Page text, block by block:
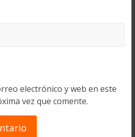
electrónico y web en este
vez que comente.